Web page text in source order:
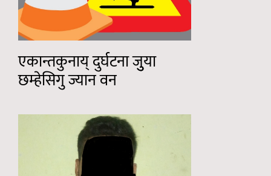
एकान्तकुनाय् दुर्घटना जुुया
छम्हेसिगु ज्यान वन